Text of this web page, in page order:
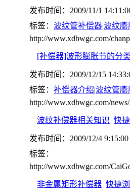
发布时间：2009/11/1
标签： 波纹管补偿器|波纹膨
http://www.xdbwgc.com/
[补偿器]波形膨胀节的分
发布时间：2009/12/15
标签： 补偿器介绍|波纹管膨
http://www.xdbwgc.com/
波纹补偿器相关知识 快
发布时间：2009/12/4 9:15:00
标签：
http://www.xdbwgc.com/
非金属矩形补偿器 快捷